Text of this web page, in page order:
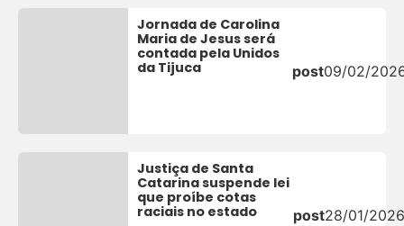
Jornada de Carolina
Maria de Jesus será
contada pela Unidos
da Tijuca
post09/02/
Justiça de Santa
Catarina suspende lei
que proíbe cotas
raciais no estado
post28/01/